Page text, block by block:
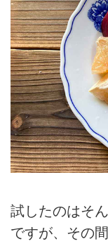
試したのはそ
ですが、その